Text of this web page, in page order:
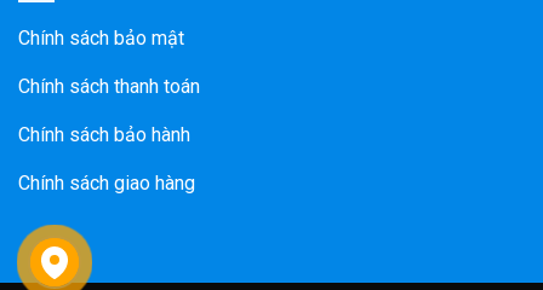
Chính sách bảo mật
Chính sách thanh toán
Chính sách bảo hành
Chính sách giao hàng